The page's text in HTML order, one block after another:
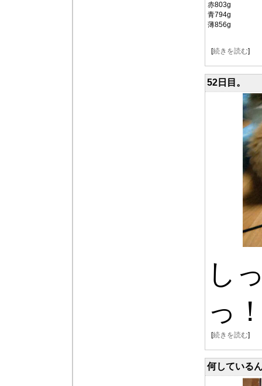
赤803g
青794g
薄856g
[続きを読む]
52日目。
し
っ
[続きを読む]
何している